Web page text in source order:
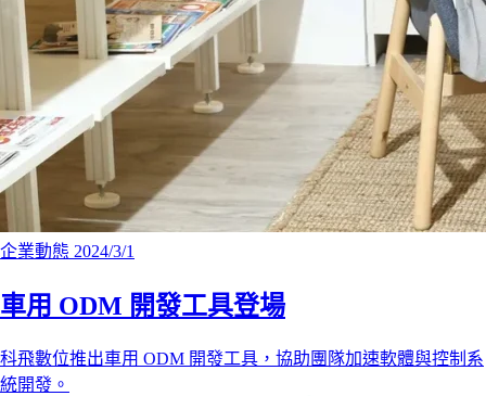
企業動態 2024/3/1
車用 ODM 開發工具登場
科飛數位推出車用 ODM 開發工具，協助團隊加速軟體與控制系
統開發。